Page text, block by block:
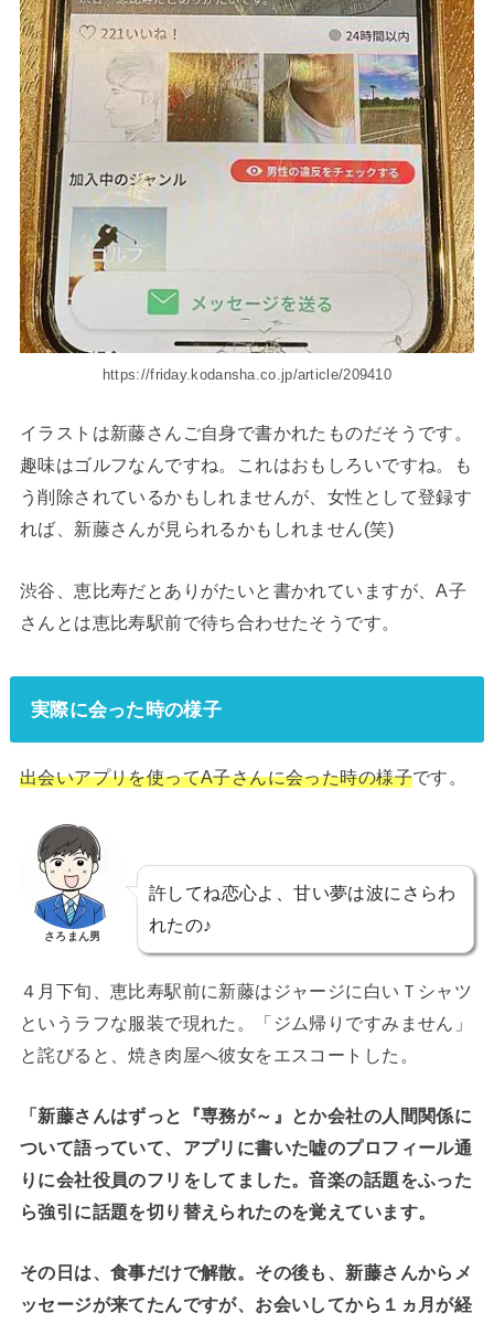
https://friday.kodansha.co.jp/article/209410
イラストは新藤さんご自身で書かれたものだそうです。
趣味はゴルフなんですね。これはおもしろいですね。も
う削除されているかもしれませんが、女性として登録す
れば、新藤さんが見られるかもしれません(笑)
渋谷、恵比寿だとありがたいと書かれていますが、A子
さんとは恵比寿駅前で待ち合わせたそうです。
実際に会った時の様子
出会いアプリを使ってA子さんに会った時の様子です。
さろまん男
許してね恋心よ、甘い夢は波にさらわ
れたの♪
４月下旬、恵比寿駅前に新藤はジャージに白いＴシャツ
というラフな服装で現れた。「ジム帰りですみません」
と詫びると、焼き肉屋へ彼女をエスコートした。
「新藤さんはずっと『専務が～』とか会社の人間関係に
ついて語っていて、アプリに書いた嘘のプロフィール通
りに会社役員のフリをしてました。音楽の話題をふった
ら強引に話題を切り替えられたのを覚えています。
その日は、食事だけで解散。その後も、新藤さんからメ
ッセージが来てたんですが、お会いしてから１ヵ月が経